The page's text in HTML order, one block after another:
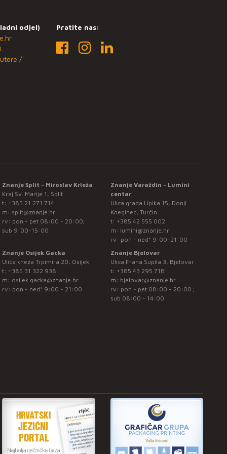
odjel)
/
Pratite nas:
Znanje Split - Miroslav Krleža
Kraj Sv. Marije 1, Split
t: +385 21 271 714
m: split@znanje.hr
rv: pon - pet 08:00 - 20:00;
sub 9:00-15:00
Znanje Varaždin - Lumini
centar
Ulica grada Lipika 15, Donji
Kneginec, Turčin
t: +385 42 555 002
m: lumini@znanje.hr
rv: pon - ned* 9:00-21:00
Znanje Osijek Gacka
Ulica kneza Trpimira 20, Osijek
t: +385 31 322 938
m: osijek.gacka@znanje.hr
rv: pon - ned* 9:00 - 21:00
Znanje Bjelovar
Ulica Frana Supila 3, Bjelovar
t: +385 43 295 718
m: bjelovar@znanje.hr
rv: pon - pet 08:00 - 20:00 ;
sub 08:00 - 14:00